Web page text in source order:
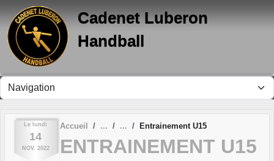
Cadenet Luberon
Handball
Le lundi
14
NOV. 2022
Accueil Entrainement U15
ENTRAINEMENT U15
Panneau de gestion des cookies